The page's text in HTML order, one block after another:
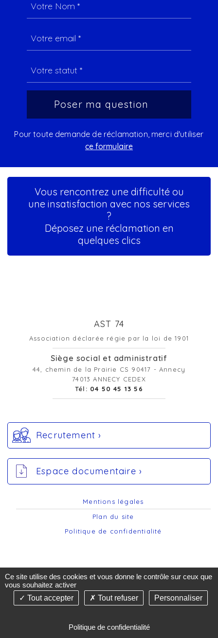
Pour toute demande de réclamation, merci d'utiliser
ce formulaire
Vous rencontrez une difficulté ou
une insatisfaction avec nos services
?
Déposez une réclamation en
quelques clics
AST 74
Association déclarée régie par la loi de 1901
Siège social et administratif
44, chemin de la Prairie CS 90417 - Annecy
74013 ANNECY CEDEX
Tél: 04 50 45 13 56
Recrutement ›
Espace documentaire ›
Mentions légales
Plan du site
Politique de confidentialité
©2019-26 AST74 - Tous droits réservés - Création &
de santé -Gestion des cookies
Ce site utilise des cookies et vous donne le contrôle sur ceux que
vous souhaitez activer
Tout accepter
Tout refuser Personnaliser
Politique de confidentialité